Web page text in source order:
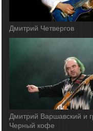
Дмитрий Четвергов
Дмитрий Варшавский и
Черный кофе